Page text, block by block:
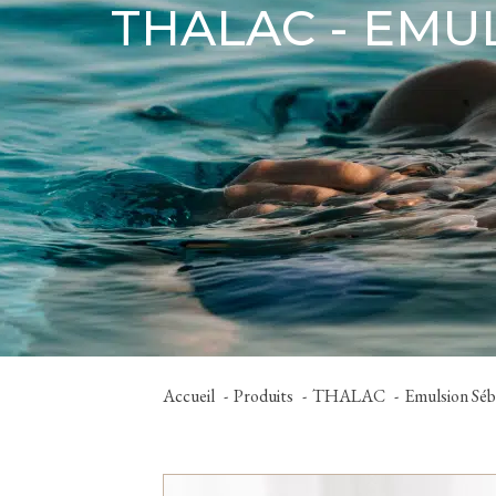
THALAC -
Accueil Produits THALAC Emulsion